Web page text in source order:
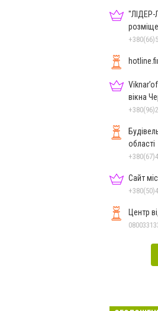
"ЛІДЕР-
реклама
вікна
області
Сайт
Центр